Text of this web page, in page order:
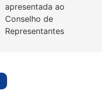
apresentada ao
Conselho de
Representantes